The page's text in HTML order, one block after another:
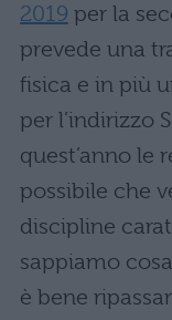
2019 per la
prevede una
fisica e in più
per l’indirizzo
quest’anno le
possibile che
discipline
sappiamo
è bene